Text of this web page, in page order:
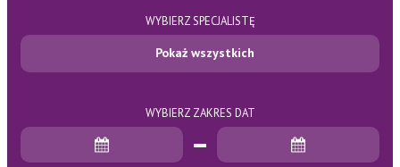
WYBIERZ SPECJALISTĘ
Pokaż wszystkich
WYBIERZ ZAKRES DAT
Data rozpoczęcia
Data zakończenia